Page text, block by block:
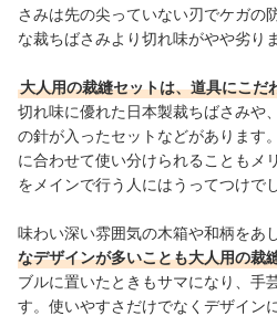
さみは先の尖っていない刃でケガの
な裁ちばさみより切れ味がやや劣りま
大人用の裁縫セットは、道具にこだ
切れ味に優れた日本製裁ちばさみや
の針が入ったセットなどがあります
に合わせて使い分けられることもメ
をメインで行う人にはうってつけで
味わい深い雰囲気の木箱や和柄をあ
なデザインが多いことも大人用の裁
ブルに置いたときもサマになり、手
す。使いやすさだけでなくデザイン